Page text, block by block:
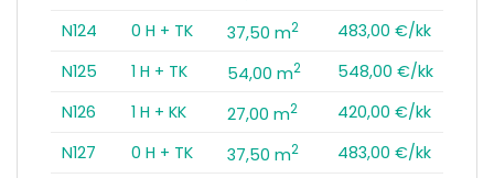
N124
0 H + TK 37,50 m2
483,00 €/kk
N125
1 H + TK 54,00 m2
548,00 €/kk
N126
1 H + KK 27,00 m2
420,00 €/kk
N127
0 H + TK 37,50 m2
483,00 €/kk